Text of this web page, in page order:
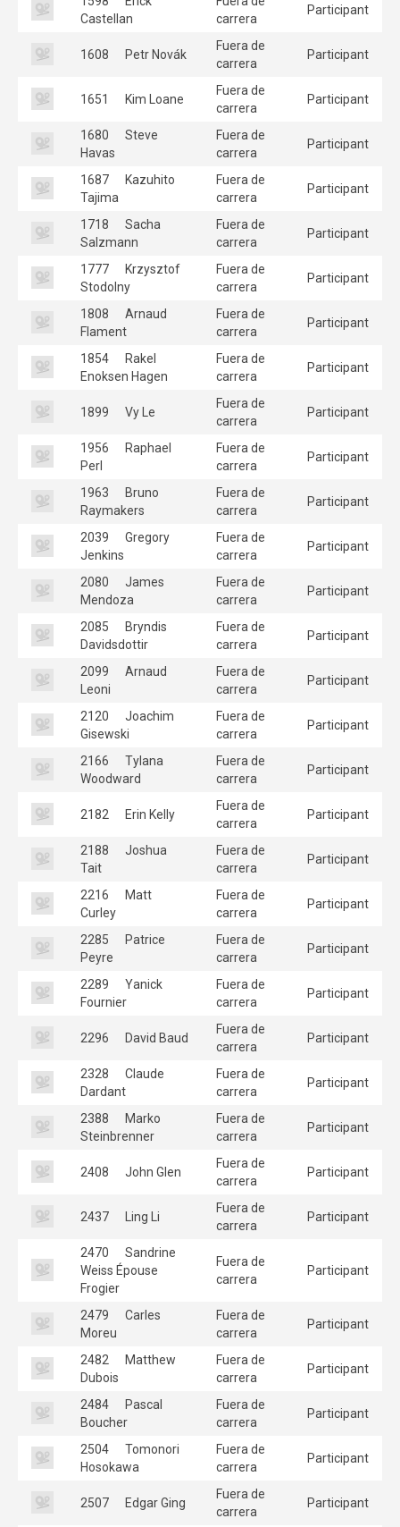
Castellan
carrera
Participant
1608 Petr Novák
Fuera de
carrera
Participant
1651 Kim Loane
Fuera de
carrera
Participant
1680
Steve
Havas
Fuera de
carrera
Participant
1687
Kazuhito
Tajima
Fuera de
carrera
Participant
1718
Sacha
Salzmann
Fuera de
carrera
Participant
1777
Krzysztof
Stodolny
Fuera de
carrera
Participant
1808
Arnaud
Flament
Fuera de
carrera
Participant
1854
Rakel
Enoksen Hagen
Fuera de
carrera
Participant
1899 Vy Le
Fuera de
carrera
Participant
1956
Raphael
Perl
Fuera de
carrera
Participant
1963
Bruno
Raymakers
Fuera de
carrera
Participant
2039
Gregory
Jenkins
Fuera de
carrera
Participant
2080
James
Mendoza
Fuera de
carrera
Participant
2085
Bryndis
Davidsdottir
Fuera de
carrera
Participant
2099
Arnaud
Leoni
Fuera de
carrera
Participant
2120
Joachim
Gisewski
Fuera de
carrera
Participant
2166
Tylana
Woodward
Fuera de
carrera
Participant
2182 Erin Kelly
Fuera de
carrera
Participant
2188
Joshua
Tait
Fuera de
carrera
Participant
2216
Matt
Curley
Fuera de
carrera
Participant
2285
Patrice
Peyre
Fuera de
carrera
Participant
2289
Yanick
Fournier
Fuera de
carrera
Participant
2296 David Baud
Fuera de
carrera
Participant
2328
Claude
Dardant
Fuera de
carrera
Participant
2388
Marko
Steinbrenner
Fuera de
carrera
Participant
2408 John Glen
Fuera de
carrera
Participant
2437 Ling Li
Fuera de
carrera
Participant
2470
Sandrine
Weiss Épouse
Frogier
Fuera de
carrera
Participant
2479
Carles
Moreu
Fuera de
carrera
Participant
2482
Matthew
Dubois
Fuera de
carrera
Participant
2484
Pascal
Boucher
Fuera de
carrera
Participant
2504
Tomonori
Hosokawa
Fuera de
carrera
Participant
2507 Edgar Ging
Fuera de
carrera
Participant